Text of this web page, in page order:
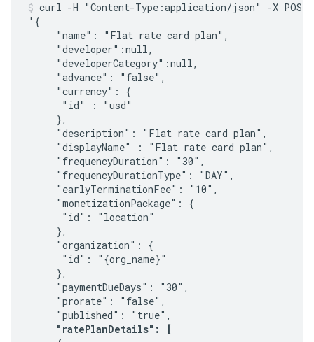
curl -H "Content-Type:application/json" -X
'{
     "name": "Flat rate card plan",
     "developer":null,
     "developerCategory":null,
     "advance": "false",
     "currency": {
      "id" : "usd"
     },
     "description": "Flat rate card plan",
     "displayName" : "Flat rate card plan",
     "frequencyDuration": "30",
     "frequencyDurationType": "DAY",
     "earlyTerminationFee": "10",
     "monetizationPackage": {
      "id": "location"
     },
     "organization": {
      "id": "{org_name}"
     },
     "paymentDueDays": "30",
     "prorate": "false",
     "published": "true",
"ratePlanDetails": [